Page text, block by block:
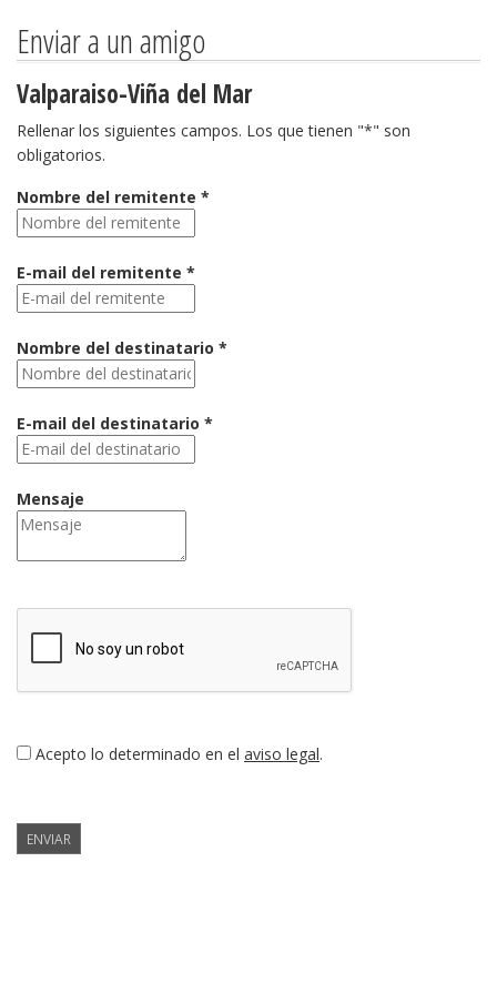
Enviar a un amigo
Valparaiso-Viña del Mar
Rellenar los siguientes campos. Los que tienen "*" son
obligatorios.
Nombre del remitente *
E-mail del remitente *
Nombre del destinatario *
E-mail del destinatario *
Mensaje
Acepto lo determinado en el aviso legal.
ENVIAR